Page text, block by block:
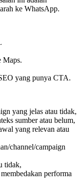
ke WhatsApp.
Maps.
yang punya CTA.
yang jelas atau tidak,
sumber atau belum,
yang relevan atau
channel/campaign
tidak,
performa